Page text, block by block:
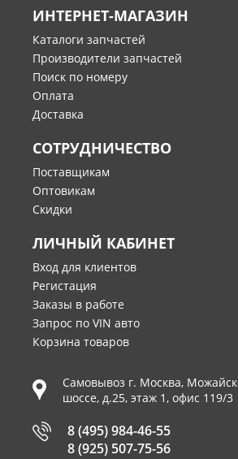
ИНТЕРНЕТ-МАГАЗИН
Каталоги запчастей
Производители запчастей
Поиск по номеру
Оплата
Доставка
СОТРУДНИЧЕСТВО
Поставщикам
Оптовикам
Скидки
ЛИЧНЫЙ КАБИНЕТ
Вход для клиентов
Регистация
Заказы в работе
Запрос по VIN авто
Корзина товаров
Самовывоз г. Москва,
шоссе, д.25, этаж 1, офис 119/3
8 (495) 984-46-55
8 (925) 507-75-56